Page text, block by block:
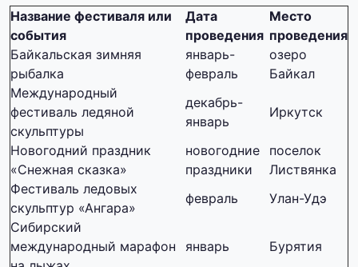
Название фестиваля или
события
Дата
проведения
Место
проведения
Байкальская зимняя
рыбалка
январь-
февраль
озеро
Байкал
Международный
фестиваль ледяной
скульптуры
декабрь-
январь
Иркутск
Новогодний праздник
«Снежная сказка»
новогодние
праздники
поселок
Листвянка
Фестиваль ледовых
скульптур «Ангара»
февраль
Улан-Удэ
Сибирский
международный марафон
январь Бурятия